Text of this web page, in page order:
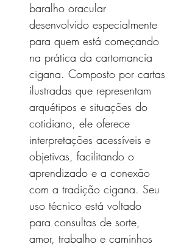
baralho oracular
desenvolvido especialmente
para quem está começando
na prática da cartomancia
cigana. Composto por cartas
ilustradas que representam
arquétipos e situações do
cotidiano, ele oferece
interpretações acessíveis e
objetivas, facilitando o
aprendizado e a conexão
com a tradição cigana. Seu
uso técnico está voltado
para consultas de sorte,
amor, trabalho e caminhos